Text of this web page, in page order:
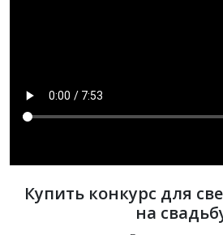
Купить конкурс для
на